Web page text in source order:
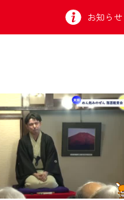
お知らせ
す！